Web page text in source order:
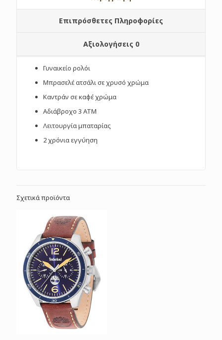
Επιπρόσθετες Πληροφορίες
Αξιολογήσεις 0
Γυναικείο ρολόι
Μπρασελέ ατσάλι σε χρυσό χρώμα
Καντράν σε καφέ χρώμα
Αδιάβροχο 3 ΑΤΜ
Λειτουργία μπαταρίας
2 χρόνια εγγύηση
Σχετικά προϊόντα